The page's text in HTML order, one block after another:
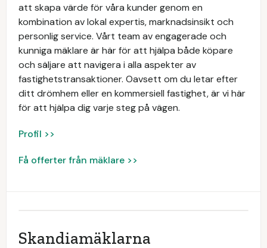
att skapa värde för våra kunder genom en
kombination av lokal expertis, marknadsinsikt och
personlig service. Vårt team av engagerade och
kunniga mäklare är här för att hjälpa både köpare
och säljare att navigera i alla aspekter av
fastighetstransaktioner. Oavsett om du letar efter
ditt drömhem eller en kommersiell fastighet, är vi här
för att hjälpa dig varje steg på vägen.
Profil >>
Få offerter från mäklare >>
Skandiamäklarna